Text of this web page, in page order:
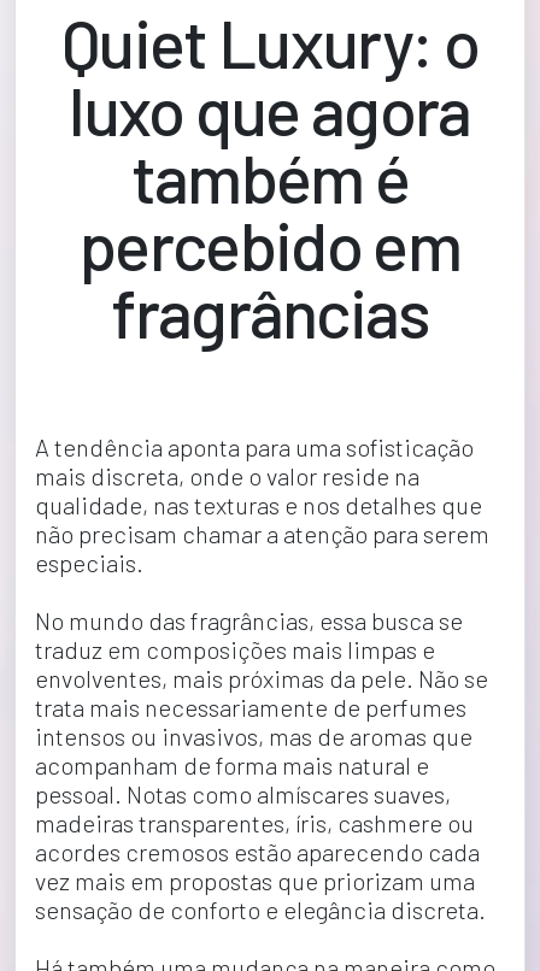
Quiet Luxury: o
luxo que agora
também é
percebido em
fragrâncias
A tendência aponta para uma sofisticação
mais discreta, onde o valor reside na
qualidade, nas texturas e nos detalhes que
não precisam chamar a atenção para serem
especiais.
No mundo das fragrâncias, essa busca se
traduz em composições mais limpas e
envolventes, mais próximas da pele. Não se
trata mais necessariamente de perfumes
intensos ou invasivos, mas de aromas que
acompanham de forma mais natural e
pessoal. Notas como almíscares suaves,
madeiras transparentes, íris, cashmere ou
acordes cremosos estão aparecendo cada
vez mais em propostas que priorizam uma
sensação de conforto e elegância discreta.